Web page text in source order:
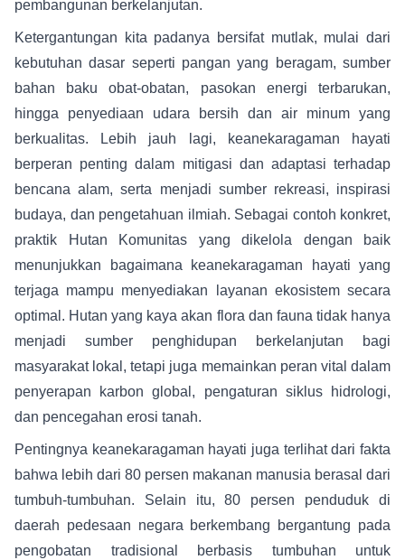
pembangunan berkelanjutan.
Ketergantungan kita padanya bersifat mutlak, mulai dari
kebutuhan dasar seperti pangan yang beragam, sumber
bahan baku obat-obatan, pasokan energi terbarukan,
hingga penyediaan udara bersih dan air minum yang
berkualitas. Lebih jauh lagi, keanekaragaman hayati
berperan penting dalam mitigasi dan adaptasi terhadap
bencana alam, serta menjadi sumber rekreasi, inspirasi
budaya, dan pengetahuan ilmiah. Sebagai contoh konkret,
praktik Hutan Komunitas yang dikelola dengan baik
menunjukkan bagaimana keanekaragaman hayati yang
terjaga mampu menyediakan layanan ekosistem secara
optimal. Hutan yang kaya akan flora dan fauna tidak hanya
menjadi sumber penghidupan berkelanjutan bagi
masyarakat lokal, tetapi juga memainkan peran vital dalam
penyerapan karbon global, pengaturan siklus hidrologi,
dan pencegahan erosi tanah.
Pentingnya keanekaragaman hayati juga terlihat dari fakta
bahwa lebih dari 80 persen makanan manusia berasal dari
tumbuh-tumbuhan. Selain itu, 80 persen penduduk di
daerah pedesaan negara berkembang bergantung pada
pengobatan tradisional berbasis tumbuhan untuk